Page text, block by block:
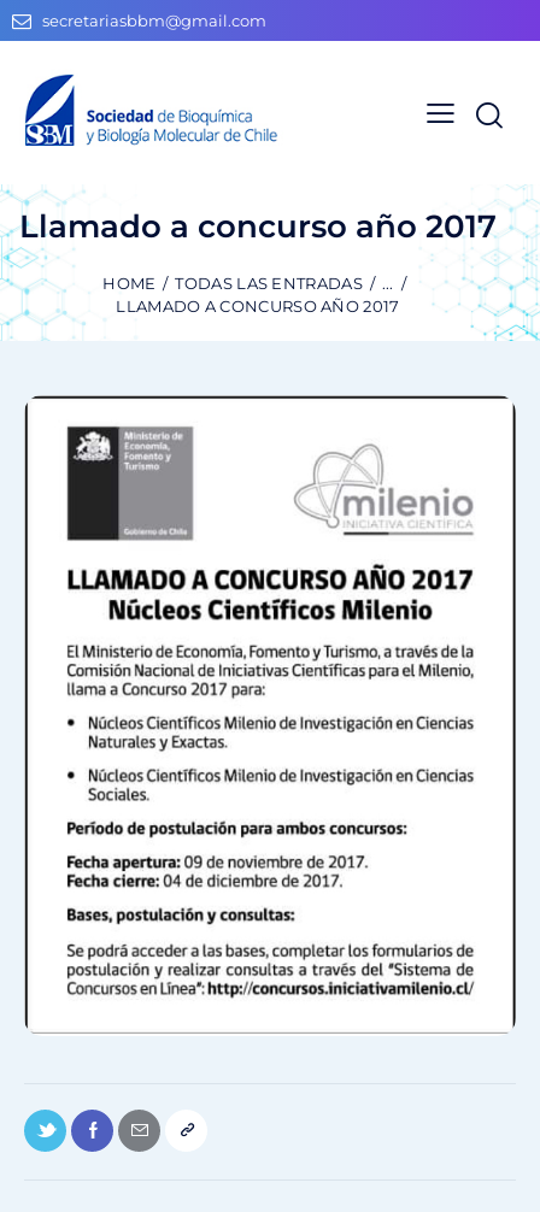
secretariasbbm@gmail.com
Llamado a concurso año 2017
HOME TODAS LAS ENTRADAS
...
LLAMADO A CONCURSO AÑO 2017